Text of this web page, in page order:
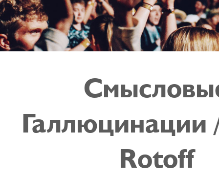
Галлюцинации
Rotoff